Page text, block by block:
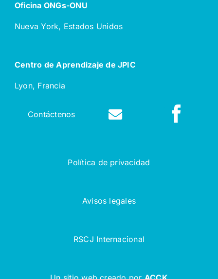
Oficina ONGs-ONU
Nueva York, Estados Unidos
Centro de Aprendizaje de JPIC
Lyon, Francia
Contáctenos
Política de privacidad
Avisos legales
RSCJ Internacional